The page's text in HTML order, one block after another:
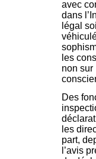
avec
dans
légal
les
non
Des
les
part,
l’avis